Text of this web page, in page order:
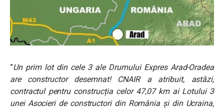
”Un prim lot din cele 3 ale Drumului Expres Arad-Oradea
are constructor desemnat! CNAIR a atribuit, astăzi,
contractul pentru construcția celor 47,07 km ai Lotului 3
unei Asocieri de constructori din România și din Ucraina,